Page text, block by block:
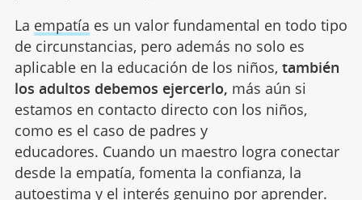
La empatía es un valor fundamental en todo tipo
de circunstancias, pero además no solo es
aplicable en la educación de los niños, también
los adultos debemos ejercerlo, más aún si
estamos en contacto directo con los niños,
como es el caso de padres y
educadores. Cuando un maestro logra conectar
desde la empatía, fomenta la confianza, la
autoestima y el interés genuino por aprender.